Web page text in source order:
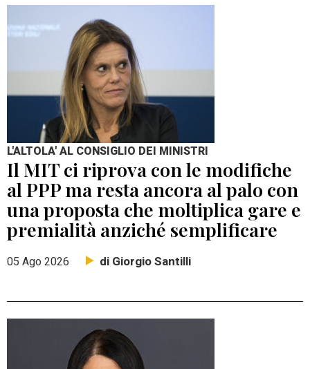
L'ALTOLA' AL CONSIGLIO DEI MINISTRI
Il MIT ci riprova con le modifiche
al PPP ma resta ancora al palo con
una proposta che moltiplica gare e
premialità anziché semplificare
05 Ago 2026 di Giorgio Santilli